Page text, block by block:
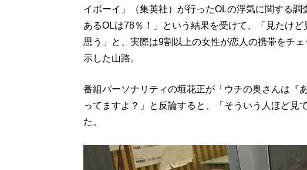
イボーイ」（集英社）が行ったOLの浮気に関する
あるOLは78％！」という結果を受けて、「見たけ
思う」と、実際は9割以上の女性が恋人の携帯をチ
示した山路。
番組パーソナリティの垣花正が「ウチの奥さんは『
ってますよ？」と反論すると、「そういう人ほど見
た。